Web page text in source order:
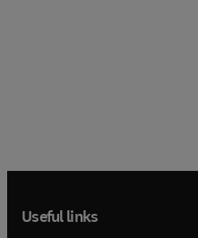
Useful links